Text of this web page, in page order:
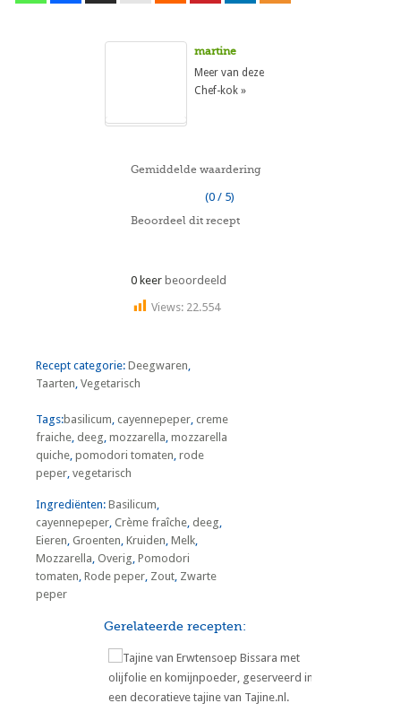
martine
Meer van deze
Chef-kok »
Gemiddelde waardering
(0 / 5)
Beoordeel dit recept
0 keer beoordeeld
Views: 22.554
Recept categorie:Deegwaren
Taarten ,Vegetarisch
Tags:basilicum ,cayennepeper ,creme
fraiche deeg ,mozzarella ,mozzarella
quiche ,pomodori tomaten ,rode
peper ,vegetarisch
Ingrediënten:Basilicum
cayennepeper ,Crème fraîche deeg
Eieren ,Groenten ,Kruiden ,Melk
Mozzarella Overig ,Pomodori
tomaten ,Rode peper Zout Zwarte
peper
Gerelateerde recepten: